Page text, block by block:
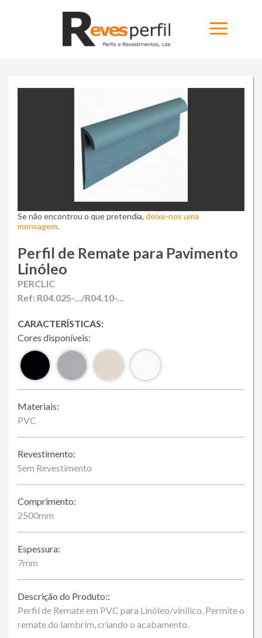
Produtos
Catálogos
Sobre
Loja Online
Se não encontrou o que pretendia, deixe-nos uma
mensagem.
Perfil de Remate para Pavimento
Linóleo
PERCLIC
Ref: R04.025-.../R04.10-...
CARACTERÍSTICAS:
Cores disponíveis:
Materiais:
PVC
Revestimento:
Sem Revestimento
Comprimento:
2500mm
Espessura:
7mm
Descrição do Produto::
Perfil de Remate em PVC para Linóleo/vinílico. Permite o
remate do lambrim, criando o acabamento.